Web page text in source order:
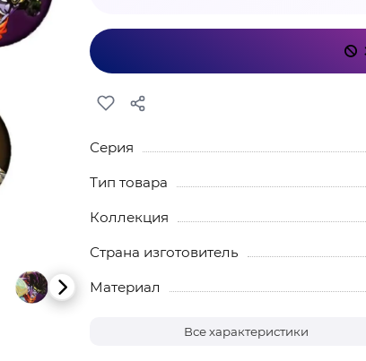
Серия
Тип товара
Коллекция
Страна изготовитель
Материал
Все характеристики